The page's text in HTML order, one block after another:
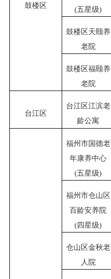
鼓楼区
(五星级)
鼓楼区天颐养
老院
鼓楼区福颐养
老院
台江区
台江区江滨老
龄公寓
福州市国德老
年康养中心
(五星级)
福州市仓山区
百龄安养院
(四星级)
仓山区金秋老
人院